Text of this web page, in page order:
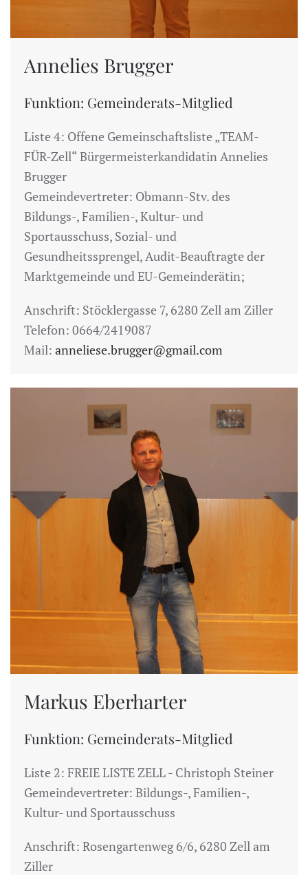
Annelies Brugger
Funktion: Gemeinderats-Mitglied
Liste 4: Offene Gemeinschaftsliste „TEAM-
FÜR-Zell“ Bürgermeisterkandidatin Annelies
Brugger
Gemeindevertreter: Obmann-Stv. des
Bildungs-, Familien-, Kultur- und
Sportausschuss, Sozial- und
Gesundheitssprengel, Audit-Beauftragte der
Marktgemeinde und EU-Gemeinderätin;
Anschrift: Stöcklergasse 7, 6280 Zell am Ziller
Telefon: 0664/2419087
Mail: anneliese.brugger@gmail.com
Markus Eberharter
Funktion: Gemeinderats-Mitglied
Liste 2: FREIE LISTE ZELL - Christoph Steiner
Gemeindevertreter: Bildungs-, Familien-,
Kultur- und Sportausschuss
Anschrift: Rosengartenweg 6/6, 6280 Zell am
Ziller